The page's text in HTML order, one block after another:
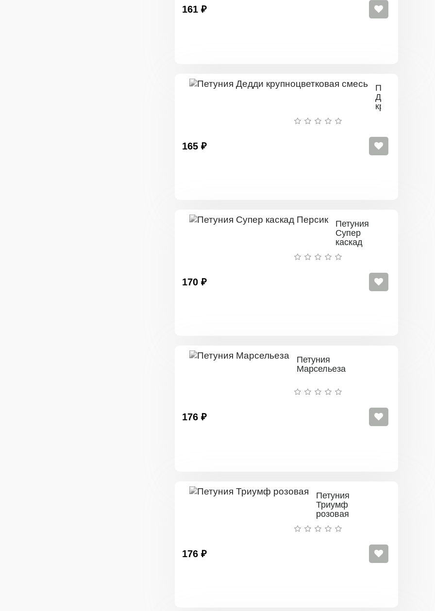
161 ₽
Петуния
Дедди
165 ₽
Петуния
Супер
каскад
Персик
170 ₽
Петуния
Марсельеза
176 ₽
Петуния
Триумф
розовая
176 ₽